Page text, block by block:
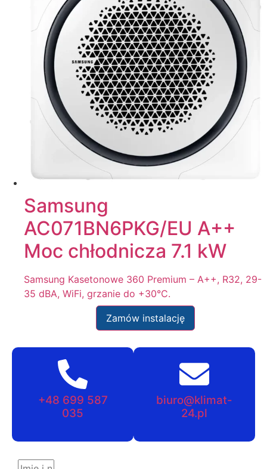
Samsung
AC071BN6PKG/EU A++
Moc chłodnicza 7.1 kW
Samsung Kasetonowe 360 Premium – A++, R32, 29-
35 dBA, WiFi, grzanie do +30°C.
Zamów instalację
+48 699 587
035
biuro@klimat-
24.pl